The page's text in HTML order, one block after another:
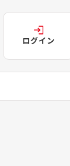
ログイン